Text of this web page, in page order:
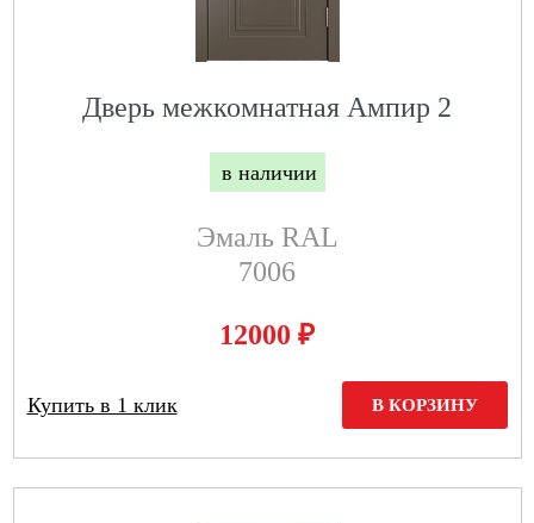
Дверь межкомнатная Ампир 2
в наличии
Эмаль RAL
7006
12000 ₽
Купить в 1 клик В КОРЗИНУ